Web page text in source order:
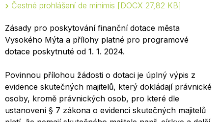
Čestné prohlášení de minimis DOCX 27,82 KB
Zásady pro poskytování finanční dotace města
Vysokého Mýta a přílohy platné pro programové
dotace poskytnuté od 1. 1. 2024.
Povinnou přílohou žádosti o dotaci je úplný výpis z
evidence skutečných majitelů, který dokládají právnické
osoby, kromě právnických osob, pro které dle
ustanovení § 7 zákona o evidenci skutečných majitelů